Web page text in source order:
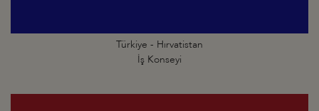
Türkiye - Hırvatistan
İş Konseyi